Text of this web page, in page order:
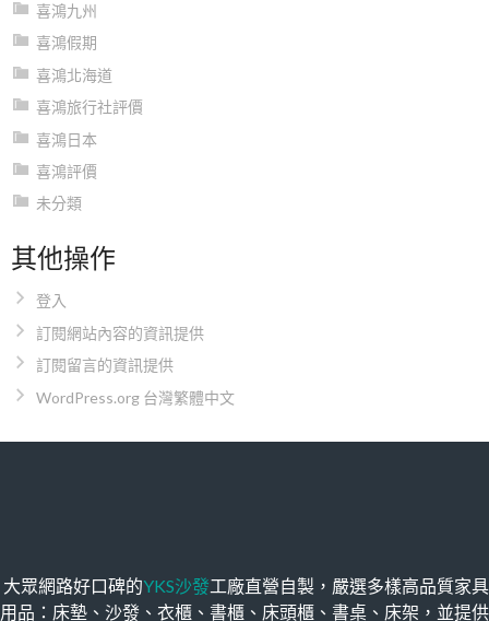
喜鴻九州
喜鴻假期
喜鴻北海道
喜鴻旅行社評價
喜鴻日本
喜鴻評價
未分類
其他操作
登入
訂閱網站內容的資訊提供
訂閱留言的資訊提供
WordPress.org 台灣繁體中文
大眾網路好口碑的YKS沙發工廠直營自製，嚴選多樣高品質家具
用品：床墊、沙發、衣櫃、書櫃、床頭櫃、書桌、床架，並提供